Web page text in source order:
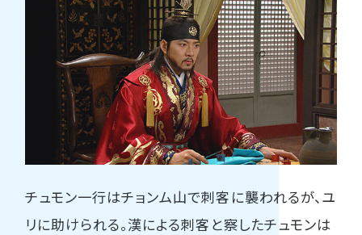
チュモン一行はチョンム山で刺客に襲われるが、ユ
リに助けられる。漢による刺客と察したチュモンは